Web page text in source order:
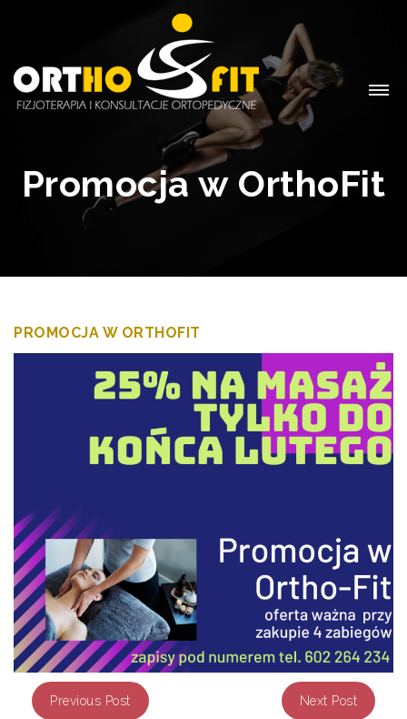
Promocja w OrthoFit
PROMOCJA W ORTHOFIT
Previous Post Next Post